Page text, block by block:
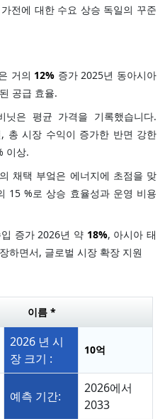
전에 대한 수요 상승 독일의 꾸준
거의 12% 증가 2025년 동아시아
공급 효율.
닛은 평균 가격을 기록했습니다.
총 시장 수익이 증가한 반면 강한
이상.
채택 부엌은 에너지에 초점을 맞
15 %로 상승 효율성과 운영 비용
증가 2026년 약 18%, 아시아 태
하면서, 글로벌 시장 확장 지원
이름 *
2026 년 시
장 크기 :
10억
예측 기간:
2026에서
2033